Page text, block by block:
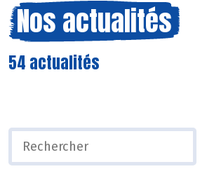
Nos actualités
54 actualités